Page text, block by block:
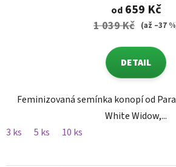
od659 Kč
1 039 Kč (až –37
DETAIL
Feminizovaná semínka konopí od
White Widow,...
3 ks
5 ks 10 ks